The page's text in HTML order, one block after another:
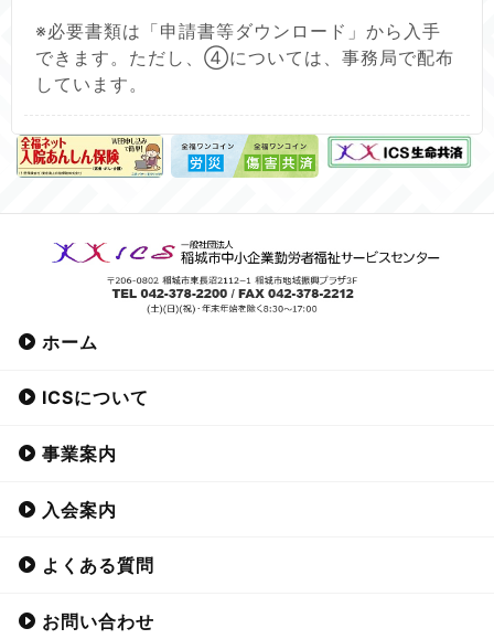
※必要書類は「申請書等ダウンロード」から入手
できます。ただし、④については、事務局で配布
しています。
ホーム
ICSについて
事業案内
入会案内
よくある質問
お問い合わせ